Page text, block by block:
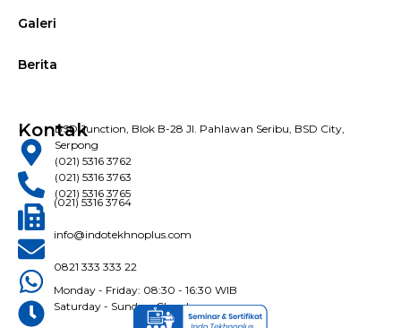
Galeri
Berita
KontakBSD Junction, Blok B-28 Jl. Pahlawan Seribu, BSD City,
Serpong
(021) 5316 3762
(021) 5316 3763
(021) 5316 3765
(021) 5316 3764
info@indotekhnoplus.com
0821 333 333 22
Monday - Friday: 08:30 - 16:30 WIB
Saturday - Sunday: Closed